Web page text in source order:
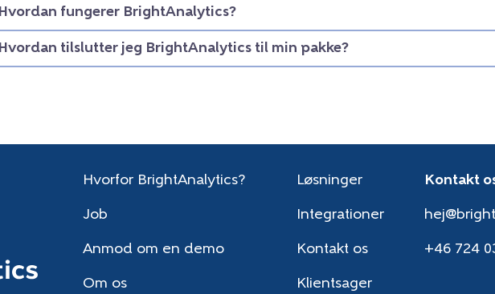
Hvordan fungerer BrightAnalytics?
Hvordan tilslutter jeg BrightAnalytics til min pakke?
Hvorfor BrightAnalytics? Løsninger
Job Integrationer
Anmod om en demo Kontakt os
Om os Klientsager
Kontakt
+46 724